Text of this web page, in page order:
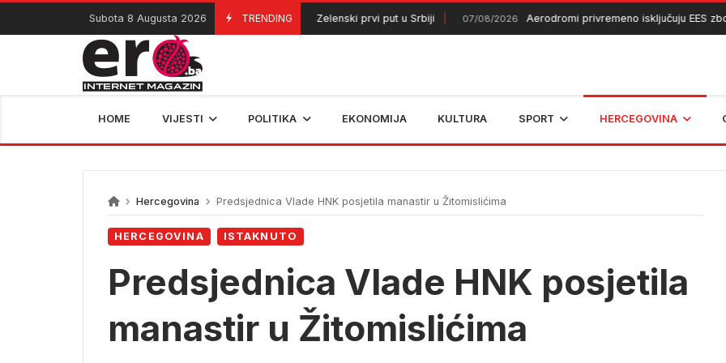
Skip
content
Subota 8 Augusta 2026 TRENDING
08/08/2026 Zelenski prvi put u Srbiji 07/08/2026 Aerodromi privremeno isključuju EES zbog
HOME VIJESTI POLITIKA EKONOMIJA KULTURA SPORT HERCEGOVINA
Hercegovina Predsjednica Vlade HNK posjetila manastir u Žitomislićima
HERCEGOVINA ISTAKNUTO
Predsjednica Vlade HNK posjetila
manastir u Žitomislićima